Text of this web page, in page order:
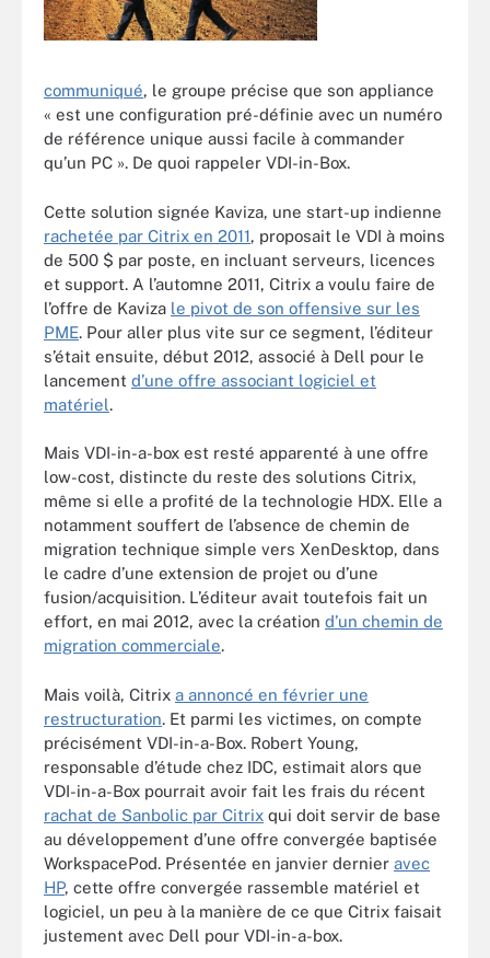
communiqué, le groupe précise que son appliance
« est une configuration pré-définie avec un numéro
de référence unique aussi facile à commander
qu’un PC ». De quoi rappeler VDI-in-Box.
Cette solution signée Kaviza, une start-up indienne
rachetée par Citrix en 2011, proposait le VDI à moins
de 500 $ par poste, en incluant serveurs, licences
et support. A l’automne 2011, Citrix a voulu faire de
l’offre de Kaviza le pivot de son offensive sur les
PME. Pour aller plus vite sur ce segment, l’éditeur
s’était ensuite, début 2012, associé à Dell pour le
lancement d’une offre associant logiciel et
matériel.
Mais VDI-in-a-box est resté apparenté à une offre
low-cost, distincte du reste des solutions Citrix,
même si elle a profité de la technologie HDX. Elle a
notamment souffert de l’absence de chemin de
migration technique simple vers XenDesktop, dans
le cadre d’une extension de projet ou d’une
fusion/acquisition. L’éditeur avait toutefois fait un
effort, en mai 2012, avec la création d’un chemin de
migration commerciale.
Mais voilà, Citrix a annoncé en février une
restructuration. Et parmi les victimes, on compte
précisément VDI-in-a-Box. Robert Young,
responsable d’étude chez IDC, estimait alors que
VDI-in-a-Box pourrait avoir fait les frais du récent
rachat de Sanbolic par Citrix qui doit servir de base
au développement d’une offre convergée baptisée
WorkspacePod. Présentée en janvier dernier avec
HP, cette offre convergée rassemble matériel et
logiciel, un peu à la manière de ce que Citrix faisait
justement avec Dell pour VDI-in-a-box.